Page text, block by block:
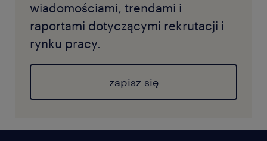
wiadomościami, trendami i
raportami dotyczącymi rekrutacji i
rynku pracy.
zapisz się